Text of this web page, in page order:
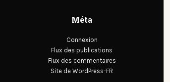
Méta
Connexion
Flux des publications
Flux des commentaires
Site de WordPress-FR